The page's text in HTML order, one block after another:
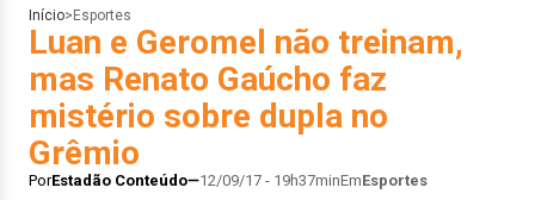
Início> Esportes
Luan e Geromel não treinam,
mas Renato Gaúcho faz
mistério sobre dupla no
Grêmio
PorEstadão Conteúdo 12/09/17 - 19h37minEmEsportes